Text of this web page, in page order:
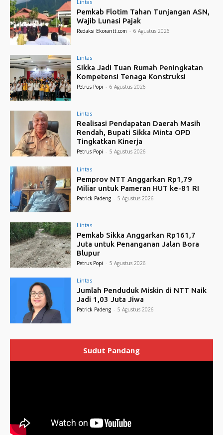
Lintas
Pemkab Flotim Tahan Tunjangan ASN,
Wajib Lunasi Pajak
Redaksi Ekorantt.com - 6 Agustus 2026
Lintas
Sikka Jadi Tuan Rumah Peningkatan
Kompetensi Tenaga Konstruksi
Petrus Popi - 6 Agustus 2026
Lintas
Realisasi Pendapatan Daerah Masih
Rendah, Bupati Sikka Minta OPD
Tingkatkan Kinerja
Petrus Popi - 5 Agustus 2026
Lintas
Pemprov NTT Anggarkan Rp1,79
Miliar untuk Pameran HUT ke-81 RI
Patrick Padeng - 5 Agustus 2026
Lintas
Pemkab Sikka Anggarkan Rp161,7
Juta untuk Penanganan Jalan Bora
Blupur
Petrus Popi - 5 Agustus 2026
Lintas
Jumlah Penduduk Miskin di NTT Naik
Jadi 1,03 Juta Jiwa
Patrick Padeng - 5 Agustus 2026
Sudut Pandang